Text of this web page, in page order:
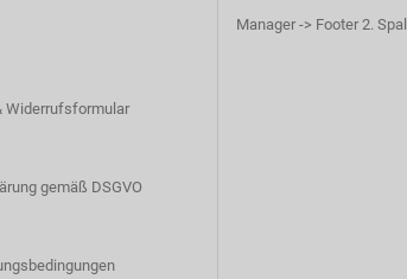
Widerrufsformular
gemäß DSGVO
Manager -> Footer 2.